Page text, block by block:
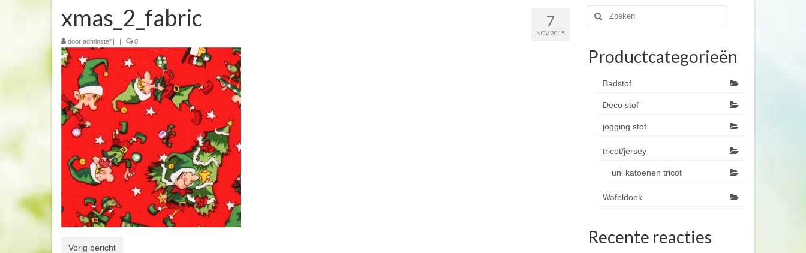
7
NOV 2015
xmas_2_fabric
door adminstef | | 0
Vorig bericht
Zoeken
naar:
Productcategorieën
Badstof
Deco stof
jogging stof
tricot/jersey
uni katoenen tricot
Wafeldoek
Recente reacties